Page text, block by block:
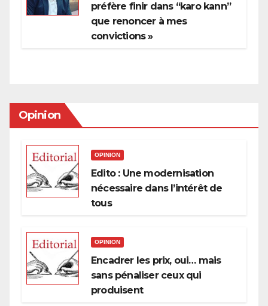
préfère finir dans “karo kann”
que renoncer à mes
convictions »
Opinion
OPINION
Edito : Une modernisation
nécessaire dans l’intérêt de
tous
OPINION
Encadrer les prix, oui… mais
sans pénaliser ceux qui
produisent